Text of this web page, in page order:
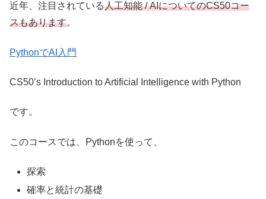
近年、注目されている人工知能 / AIについてのCS50コー
スもあります。
PythonでAI入門
CS50’s Introduction to Artificial Intelligence with Python
です。
このコースでは、Pythonを使って、
探索
確率と統計の基礎